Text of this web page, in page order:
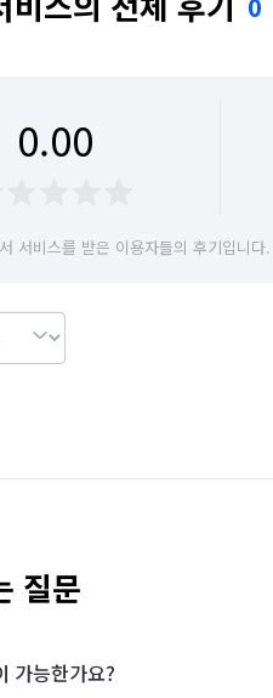
0.00
서비스를 받은 이용자들의 후기입니다.
질문
가능한가요?